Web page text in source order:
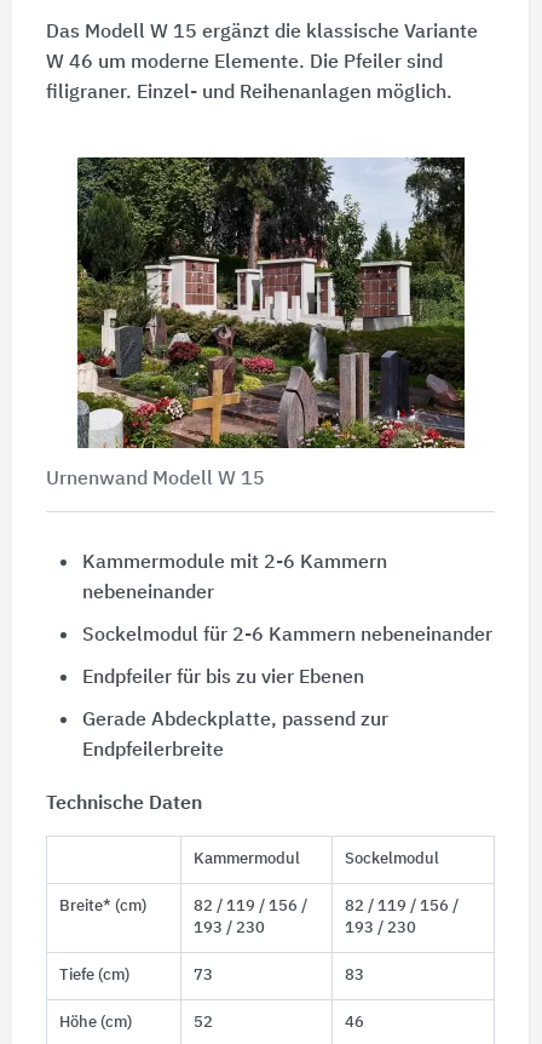
Das Modell W 15 ergänzt die klassische Variante
W 46 um moderne Elemente. Die Pfeiler sind
filigraner. Einzel- und Reihenanlagen möglich.
Urnenwand Modell W 15
Kammermodule mit 2-6 Kammern
nebeneinander
Sockelmodul für 2-6 Kammern nebeneinander
Endpfeiler für bis zu vier Ebenen
Gerade Abdeckplatte, passend zur
Endpfeilerbreite
Technische Daten
Kammermodul Sockelmodul
Breite* (cm)
82 / 119 / 156 /
193 / 230
82 / 119 / 156 /
193 / 230
Tiefe (cm) 73 83
Höhe (cm) 52 46